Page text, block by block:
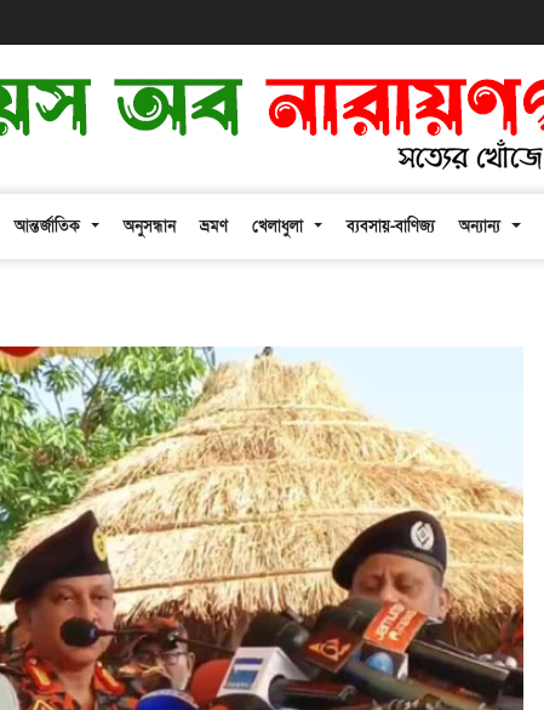
আন্তর্জাতিক অনুসন্ধান ভ্রমণ খেলাধুলা ব্যবসায়-বাণিজ্য অন্যান্য